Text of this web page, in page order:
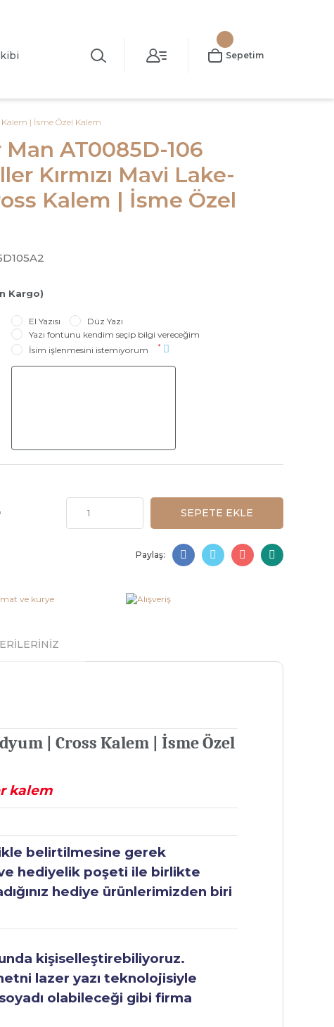
Sepetim
| İsme Özel Kalem
Man AT0085D-106
Kırmızı Mavi Lake-
Kalem | İsme Özel
Kargo)
El Yazısı
Düz Yazı
Yazı fontunu kendim seçip bilgi vereceğim
İsim işlenmesini istemiyorum
*
SEPETE EKLE
Paylaş:
| Cross Kalem | İsme Özel
kalem
belirtilmesine gerek
hediyelik poşeti ile birlikte
hediye ürünlerimizden biri
kişiselleştirebiliyoruz.
lazer yazı teknolojisiyle
olabileceği gibi firma